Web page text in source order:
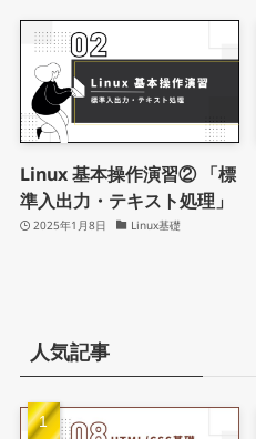
Linux 基本操作演習② 「標
準入出力・テキスト処理」
2025年1月8日 Linux基礎
人気記事